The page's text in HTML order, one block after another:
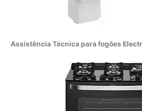
Assistência Técnica para fogões